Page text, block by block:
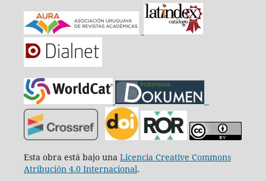
Esta obra está bajo una Licencia Creative Commons
Atribución 4.0 Internacional.